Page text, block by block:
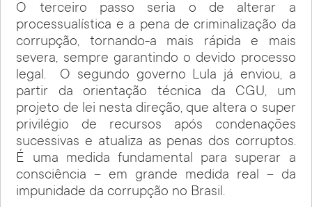
O terceiro passo seria o de alterar a
processualística e a pena de criminalização da
corrupção, tornando-a mais rápida e mais
severa, sempre garantindo o devido processo
legal. O segundo governo Lula já enviou, a
partir da orientação técnica da CGU, um
projeto de lei nesta direção, que altera o super
privilégio de recursos após condenações
sucessivas e atualiza as penas dos corruptos.
É uma medida fundamental para superar a
consciência – em grande medida real – da
impunidade da corrupção no Brasil.